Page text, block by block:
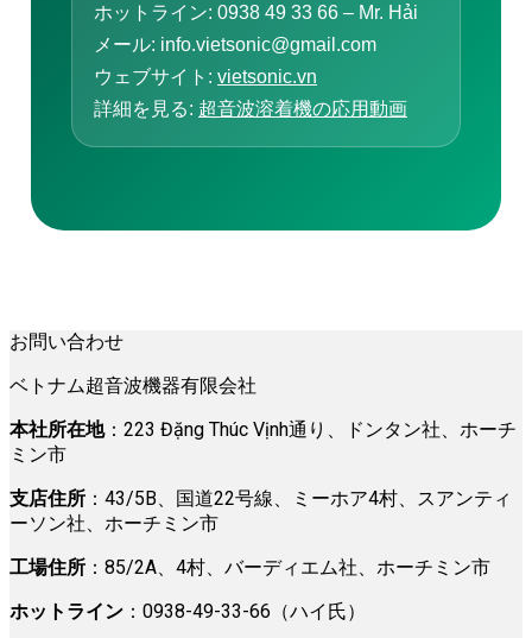
ホットライン: 0938 49 33 66 – Mr. Hải
メール: info.vietsonic@gmail.com
ウェブサイト: vietsonic.vn
詳細を見る: 超音波溶着機の応用動画
お問い合わせ
ベトナム超音波機器有限会社
本社所在地：223 Đặng Thúc Vịnh通り、ドンタン社、ホーチ
ミン市
支店住所 ：43/5B、国道22号線、ミーホア4村、スアンティ
ーソン社、ホーチミン市
工場住所 ：85/2A、4村、バーディエム社、ホーチミン市
ホットライン ：0938-49-33-66（ハイ氏）